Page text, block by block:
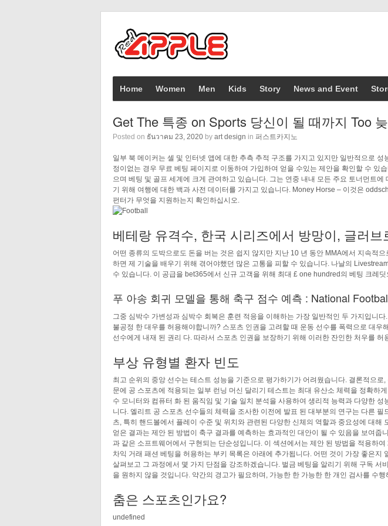
Home Women Men Kids Story News and Event
Get The 특종 on Sports 당신이 될 때까지 Too
Posted on ธันวาคม 23, 2020 by art design in 퍼스트카지노
일부 북 메이커는 셀 및 인터넷 앱에 대한 추측 추적 구조를 가지고 있지만 일반적으로
정이없는 경우 무료 베팅 페이지로 이동하여 가입하여 얻을 수있는 제안을 확인할 수 있
으며 베팅 및 골프 세계에 크게 관여하고 있습니다. 그는 연중 내내 모든 주요 토너먼트
기 위해 여행에 대한 백과 사전 데이터를 가지고 있습니다. Money Horse – 이것은
펀터가 무엇을 지원하는지 확인하십시오.
베테랑 유격수, 한국 시리즈에서 방망이, 글러브
어떤 종류의 도박으로도 돈을 버는 것은 쉽지 않지만 지난 10 년 동안 MMA에서 지속적
하면 제 기술을 배우기 위해 겪어야했던 많은 고통을 피할 수 있습니다. 나날의
수 있습니다. 이 공급을 bet365에서 신규 고객을 위해 최대 £ one hundred의 베팅 크레
푸 아송 회귀 모델을 통해 축구 점수 예측 : National
그중 심박수 가변성과 심박수 회복은 훈련 적응을 이해하는 가장 일반적인 두 가지입니
불공정 한 대우를 허용해야합니까? 스포츠 인권을 고려할 때 운동 선수를 폭력으로 대우
선수에게 내재 된 권리 다. 따라서 스포츠 인권을 보장하기 위해 이러한 잔인한 처우를 허
부상 유형별 환자 빈도
최고 순위의 중앙 선수는 테스트 성능을 기준으로 평가하기가 어려웠습니다. 결론적으
문에 공 스포츠에 적용되는 일부 런닝 머신 달리기 테스트는 최대 유산소 체력을 정확하
수 모니터와 컴퓨터 화 된 움직임 및 기술 일치 분석을 사용하여 생리적 능력과 다양한
니다. 엘리트 공 스포츠 선수들의 체력을 조사한 이전에 발표 된 대부분의 연구는 다른
츠, 특히 핸드볼에서 플레이 수준 및 위치와 관련된 다양한 신체의 역할과 중요성에 대해
얻은 결과는 제안 된 방법이 축구 결과를 예측하는 효과적인 대안이 될 수 있음을 보여줍
과 같은 소프트웨어에서 구현되는 단순성입니다. 이 섹션에서는 제안 된 방법을 적용하
차익 거래 패션 베팅을 허용하는 부키 목록은 아래에 추가됩니다. 어떤 것이 가장 좋은지
살펴보고 그 과정에서 몇 가지 단점을 강조하겠습니다. 벌금 베팅을 알리기 위해 구독 서
을 원하지 않을 것입니다. 약간의 경고가 필요하며, 가능한 한 가능한 한 개인 검사를 수행
춤은 스포츠인가요?
undefined